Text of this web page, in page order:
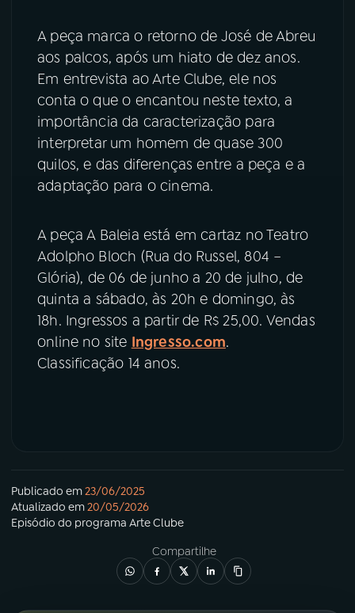
A peça marca o retorno de José de Abreu
aos palcos, após um hiato de dez anos.
Em entrevista ao Arte Clube, ele nos
conta o que o encantou neste texto, a
importância da caracterização para
interpretar um homem de quase 300
quilos, e das diferenças entre a peça e a
adaptação para o cinema.
A peça A Baleia está em cartaz no Teatro
Adolpho Bloch (Rua do Russel, 804 –
Glória), de 06 de junho a 20 de julho, de
quinta a sábado, às 20h e domingo, às
18h. Ingressos a partir de R$ 25,00. Vendas
online no site Ingresso.com.
Classificação 14 anos.
Publicado em23/06/2025
Atualizado em20/05/2026
Episódio do programa Arte Clube
Compartilhe